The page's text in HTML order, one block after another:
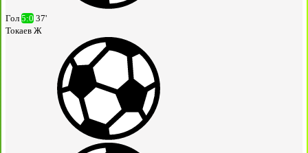
Гол 5:0 37'
Токаев Ж